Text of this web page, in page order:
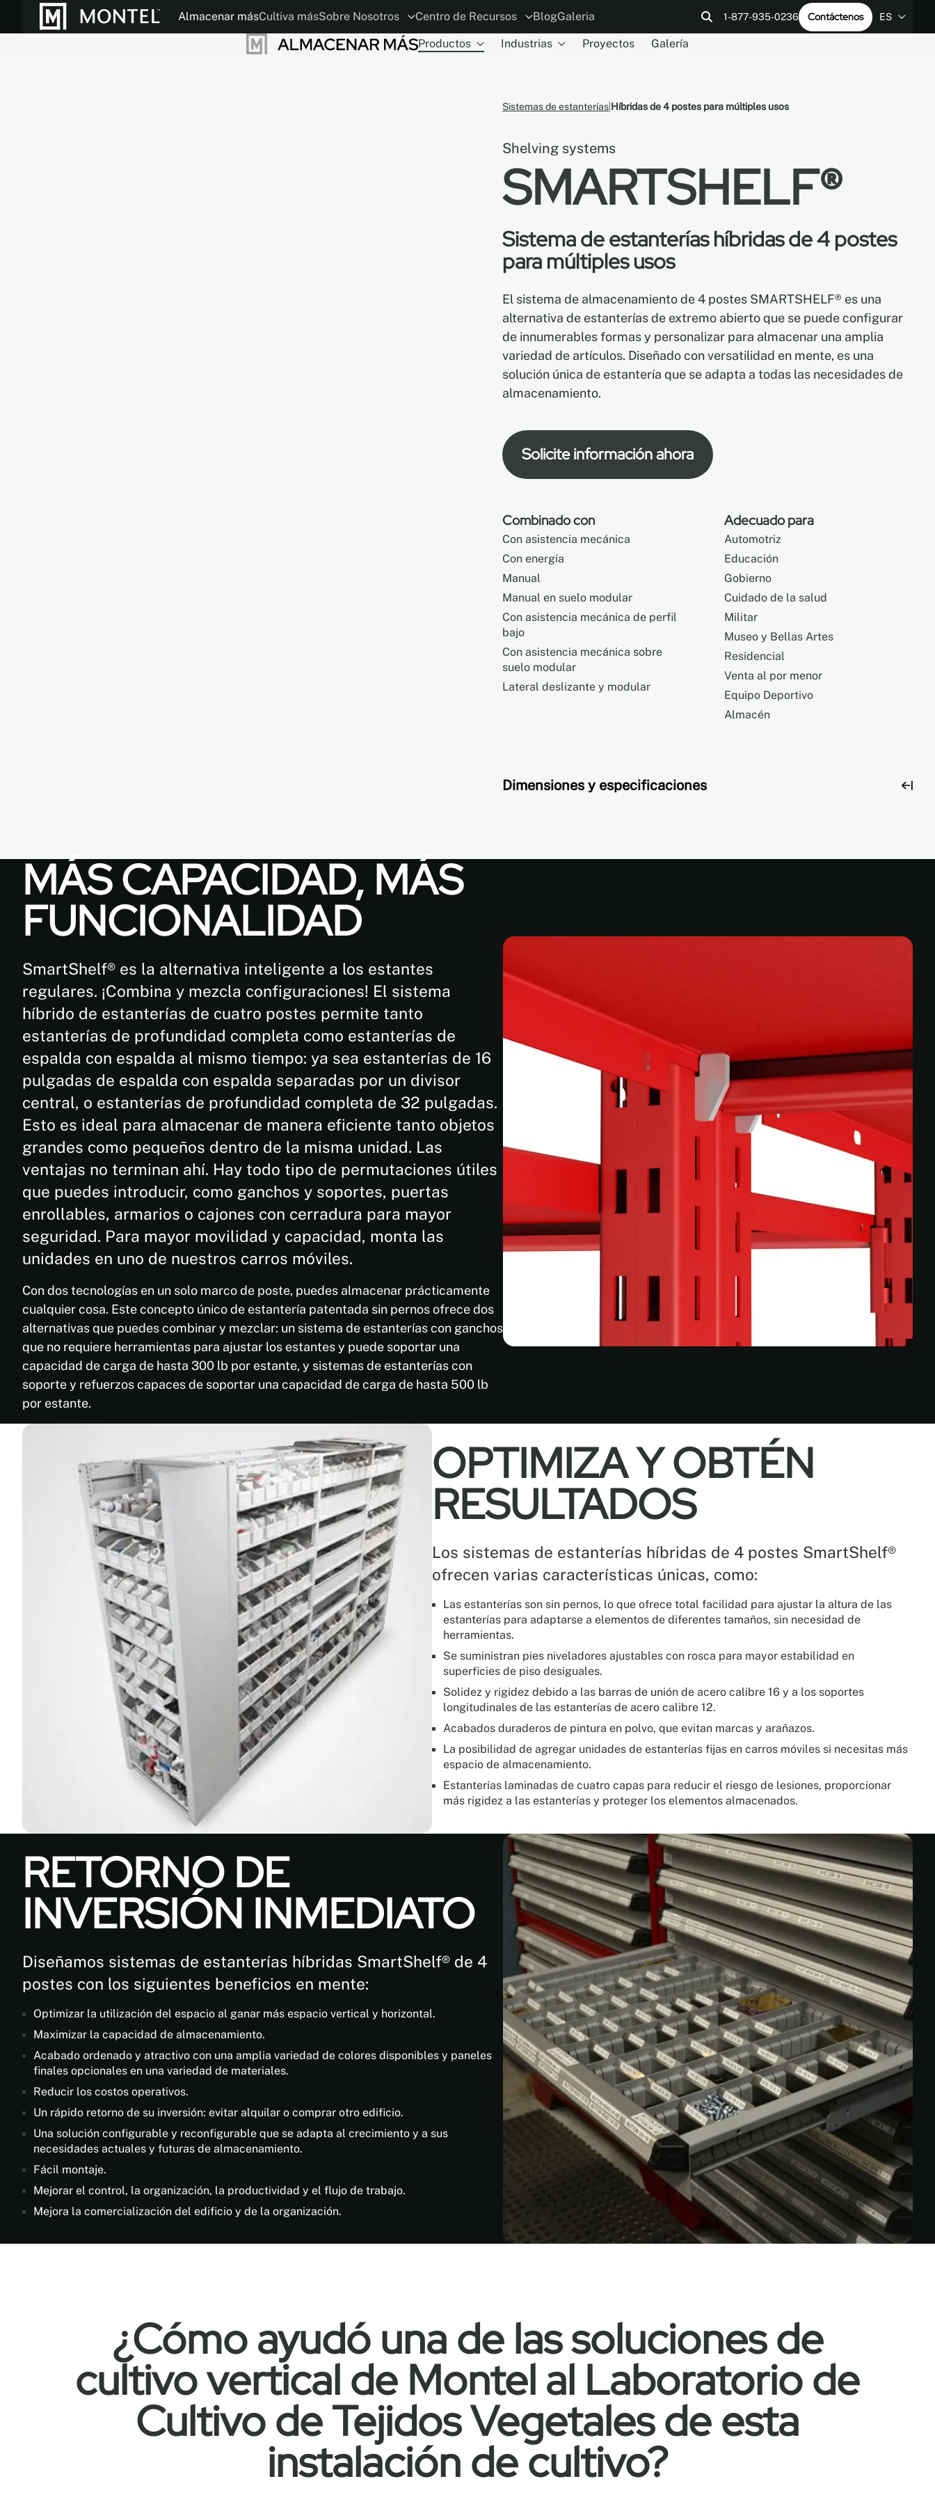
Almacenar másCultiva másSobre Nosotros
Nuestra HistoriaEl concepto ESGCarrerasConviértase en distribuidorGarantíaContáctenos
Centro de Recursos
Modos de OperaciónPlanificador MoDrawAlianzas con Arquitectos y Diseñadores Archivos REVIT
BlogGaleria 1-877-935-0236 Contáctenos ES
Productos Industrias Proyectos Galería
Sistemas de estanterías Híbridas de 4 postes para múltiples usos
Shelving systems
SMARTSHELF®
Sistema de estanterías híbridas de 4 postes
para múltiples usos
El sistema de almacenamiento de 4 postes SMARTSHELF® es una
alternativa de estanterías de extremo abierto que se puede configurar
de innumerables formas y personalizar para almacenar una amplia
variedad de artículos. Diseñado con versatilidad en mente, es una
solución única de estantería que se adapta a todas las necesidades de
almacenamiento.
Solicite información ahora
Combinado con
Con asistencia mecánica
Con energía
Manual
Manual en suelo modular
Con asistencia mecánica de perfil
bajo
Con asistencia mecánica sobre
suelo modular
Lateral deslizante y modular
Adecuado para
Automotriz
Educación
Gobierno
Cuidado de la salud
Militar
Museo y Bellas Artes
Residencial
Venta al por menor
Equipo Deportivo
Almacén
Dimensiones y especificaciones
y
especificaciones
por
estante
MÁS CAPACIDAD, MÁS
FUNCIONALIDAD
SmartShelf® es la alternativa inteligente a los estantes
regulares. ¡Combina y mezcla configuraciones! El sistema
híbrido de estanterías de cuatro postes permite tanto
estanterías de profundidad completa como estanterías de
espalda con espalda al mismo tiempo: ya sea estanterías de 16
pulgadas de espalda con espalda separadas por un divisor
central, o estanterías de profundidad completa de 32 pulgadas.
Esto es ideal para almacenar de manera eficiente tanto objetos
grandes como pequeños dentro de la misma unidad. Las
ventajas no terminan ahí. Hay todo tipo de permutaciones útiles
que puedes introducir, como ganchos y soportes, puertas
enrollables, armarios o cajones con cerradura para mayor
seguridad. Para mayor movilidad y capacidad, monta las
unidades en uno de nuestros carros móviles.
Con dos tecnologías en un solo marco de poste, puedes almacenar prácticamente
cualquier cosa. Este concepto único de estantería patentada sin pernos ofrece dos
alternativas que puedes combinar y mezclar: un sistema de estanterías con ganchos
que no requiere herramientas para ajustar los estantes y puede soportar una
capacidad de carga de hasta 300 lb por estante, y sistemas de estanterías con
soporte y refuerzos capaces de soportar una capacidad de carga de hasta 500 lb
por estante.
OPTIMIZA Y OBTÉN
RESULTADOS
Los sistemas de estanterías híbridas de 4 postes SmartShelf®
ofrecen varias características únicas, como:
Las estanterías son sin pernos, lo que ofrece total facilidad para ajustar la altura de las
estanterías para adaptarse a elementos de diferentes tamaños, sin necesidad de
herramientas.
Se suministran pies niveladores ajustables con rosca para mayor estabilidad en
superficies de piso desiguales.
Solidez y rigidez debido a las barras de unión de acero calibre 16 y a los soportes
longitudinales de las estanterías de acero calibre 12.
Acabados duraderos de pintura en polvo, que evitan marcas y arañazos.
La posibilidad de agregar unidades de estanterías fijas en carros móviles si necesitas más
espacio de almacenamiento.
Estanterías laminadas de cuatro capas para reducir el riesgo de lesiones, proporcionar
más rigidez a las estanterías y proteger los elementos almacenados.
RETORNO DE
INVERSIÓN INMEDIATO
Diseñamos sistemas de estanterías híbridas SmartShelf® de 4
postes con los siguientes beneficios en mente:
Optimizar la utilización del espacio al ganar más espacio vertical y horizontal.
Maximizar la capacidad de almacenamiento.
Acabado ordenado y atractivo con una amplia variedad de colores disponibles y paneles
finales opcionales en una variedad de materiales.
Reducir los costos operativos.
Un rápido retorno de su inversión: evitar alquilar o comprar otro edificio.
Una solución configurable y reconfigurable que se adapta al crecimiento y a sus
necesidades actuales y futuras de almacenamiento.
Fácil montaje.
Mejorar el control, la organización, la productividad y el flujo de trabajo.
Mejora la comercialización del edificio y de la organización.
¿Cómo ayudó una de las soluciones de
cultivo vertical de Montel al Laboratorio de
Cultivo de Tejidos Vegetales de esta
instalación de cultivo?